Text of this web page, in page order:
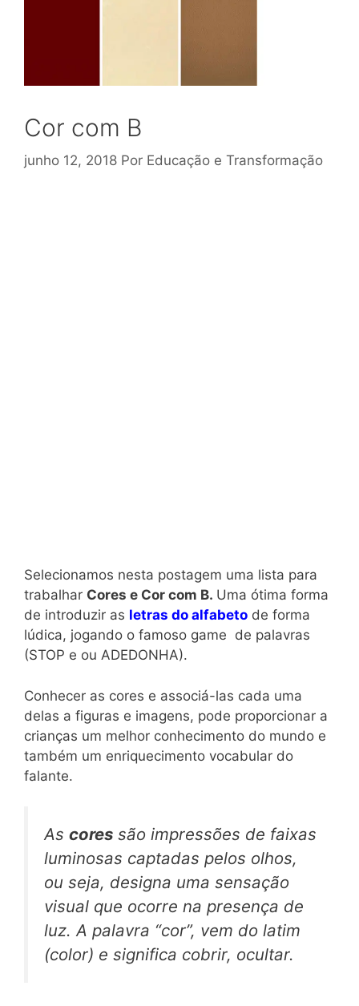
Cor com B
junho 12, 2018 Por Educação e Transformação
Selecionamos nesta postagem uma lista para
trabalhar Cores e Cor com B. Uma ótima forma
de introduzir as letras do alfabeto de forma
lúdica, jogando o famoso game de palavras
(STOP e ou ADEDONHA).
Conhecer as cores e associá-las cada uma
delas a figuras e imagens, pode proporcionar a
crianças um melhor conhecimento do mundo e
também um enriquecimento vocabular do
falante.
As cores são impressões de faixas
luminosas captadas pelos olhos,
ou seja, designa uma sensação
visual que ocorre na presença de
luz. A palavra “cor”, vem do latim
(color) e significa cobrir, ocultar.